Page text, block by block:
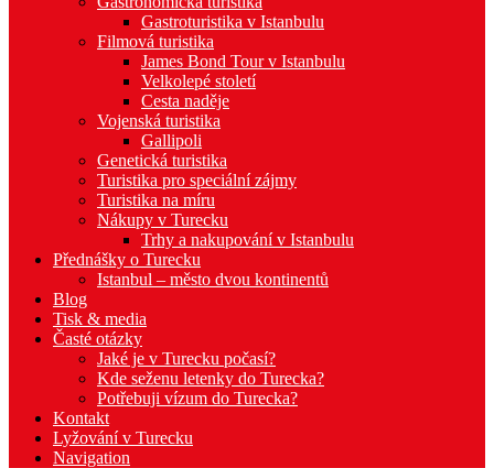
Gastroturistika v Istanbulu
Filmová turistika
James Bond Tour v Istanbulu
Velkolepé století
Cesta naděje
Vojenská turistika
Gallipoli
Genetická turistika
Turistika pro speciální zájmy
Turistika na míru
Nákupy v Turecku
Trhy a nakupování v Istanbulu
Přednášky o Turecku
Istanbul – město dvou kontinentů
Blog
Tisk & media
Časté otázky
Jaké je v Turecku počasí?
Kde seženu letenky do Turecka?
Potřebuji vízum do Turecka?
Kontakt
Lyžování v Turecku
Navigation